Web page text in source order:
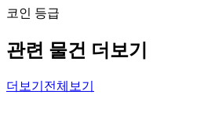
코인 등급
관련 물건 더보기
더보기 전체보기